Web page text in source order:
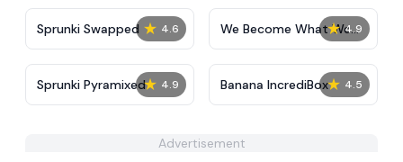
★ 4.6
Sprunki Swapped ★ 4.9
We Become What We
Behold
★ 4.9
Sprunki Pyramixed ★ 4.5
Banana IncrediBox
Advertisement